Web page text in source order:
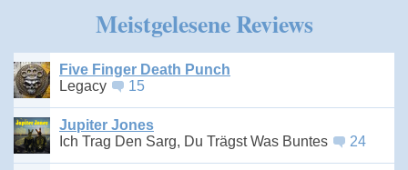
Meistgelesene Reviews
Five Finger Death Punch
Legacy
15
Jupiter Jones
Ich Trag Den Sarg, Du Trägst Was Buntes
24